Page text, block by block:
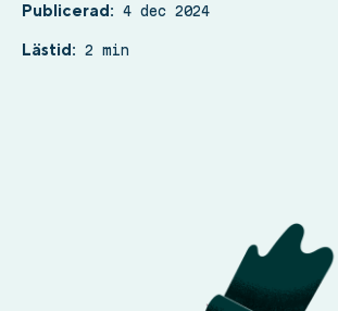
Publicerad: 4 dec 2024
Lästid: 2 min